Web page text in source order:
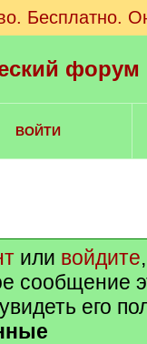
Бесплатно.
ВОЙТИ
или войдите
сообщение
его